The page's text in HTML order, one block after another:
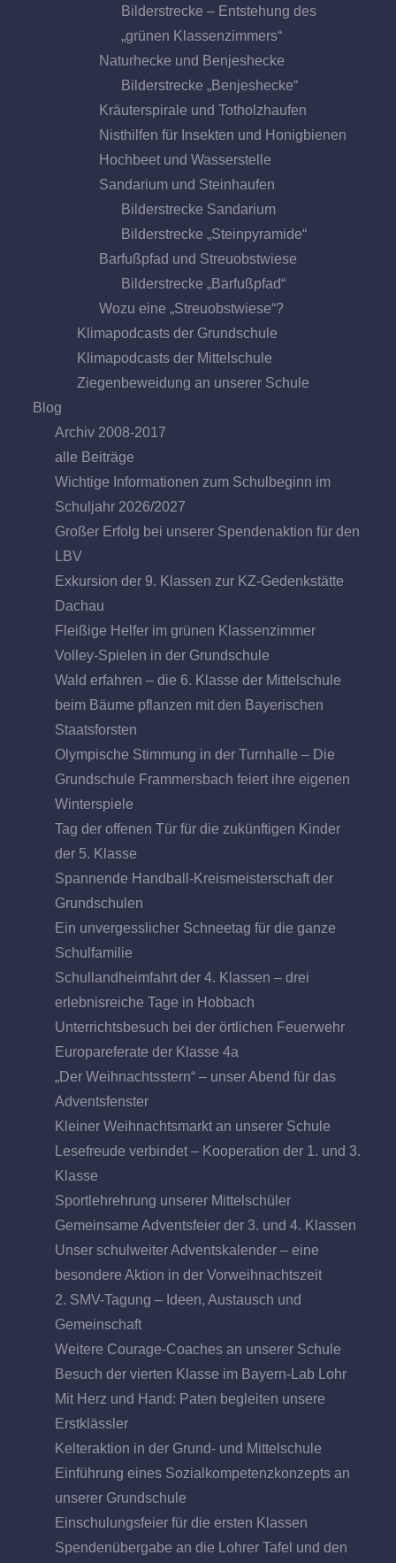
Bilderstrecke – Entstehung des
„grünen Klassenzimmers“
Naturhecke und Benjeshecke
Bilderstrecke „Benjeshecke“
Kräuterspirale und Totholzhaufen
Nisthilfen für Insekten und Honigbienen
Hochbeet und Wasserstelle
Sandarium und Steinhaufen
Bilderstrecke Sandarium
Bilderstrecke „Steinpyramide“
Barfußpfad und Streuobstwiese
Bilderstrecke „Barfußpfad“
Wozu eine „Streuobstwiese“?
Klimapodcasts der Grundschule
Klimapodcasts der Mittelschule
Ziegenbeweidung an unserer Schule
Blog
Archiv 2008-2017
alle Beiträge
Wichtige Informationen zum Schulbeginn im
Schuljahr 2026/2027
Großer Erfolg bei unserer Spendenaktion für den
LBV
Exkursion der 9. Klassen zur KZ-Gedenkstätte
Dachau
Fleißige Helfer im grünen Klassenzimmer
Volley-Spielen in der Grundschule
Wald erfahren – die 6. Klasse der Mittelschule
beim Bäume pflanzen mit den Bayerischen
Staatsforsten
Olympische Stimmung in der Turnhalle – Die
Grundschule Frammersbach feiert ihre eigenen
Winterspiele
Tag der offenen Tür für die zukünftigen Kinder
der 5. Klasse
Spannende Handball-Kreismeisterschaft der
Grundschulen
Ein unvergesslicher Schneetag für die ganze
Schulfamilie
Schullandheimfahrt der 4. Klassen – drei
erlebnisreiche Tage in Hobbach
Unterrichtsbesuch bei der örtlichen Feuerwehr
Europareferate der Klasse 4a
„Der Weihnachtsstern“ – unser Abend für das
Adventsfenster
Kleiner Weihnachtsmarkt an unserer Schule
Lesefreude verbindet – Kooperation der 1. und 3.
Klasse
Sportlehrehrung unserer Mittelschüler
Gemeinsame Adventsfeier der 3. und 4. Klassen
Unser schulweiter Adventskalender – eine
besondere Aktion in der Vorweihnachtszeit
2. SMV-Tagung – Ideen, Austausch und
Gemeinschaft
Weitere Courage-Coaches an unserer Schule
Besuch der vierten Klasse im Bayern-Lab Lohr
Mit Herz und Hand: Paten begleiten unsere
Erstklässler
Kelteraktion in der Grund- und Mittelschule
Einführung eines Sozialkompetenzkonzepts an
unserer Grundschule
Einschulungsfeier für die ersten Klassen
Spendenübergabe an die Lohrer Tafel und den